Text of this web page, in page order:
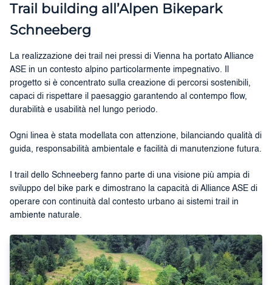
Trail building all’Alpen Bikepark
Schneeberg
La realizzazione dei trail nei pressi di Vienna ha portato Alliance
ASE in un contesto alpino particolarmente impegnativo. Il
progetto si è concentrato sulla creazione di percorsi sostenibili,
capaci di rispettare il paesaggio garantendo al contempo flow,
durabilità e usabilità nel lungo periodo.
Ogni linea è stata modellata con attenzione, bilanciando qualità di
guida, responsabilità ambientale e facilità di manutenzione futura.
I trail dello Schneeberg fanno parte di una visione più ampia di
sviluppo del bike park e dimostrano la capacità di Alliance ASE di
operare con continuità dal contesto urbano ai sistemi trail in
ambiente naturale.